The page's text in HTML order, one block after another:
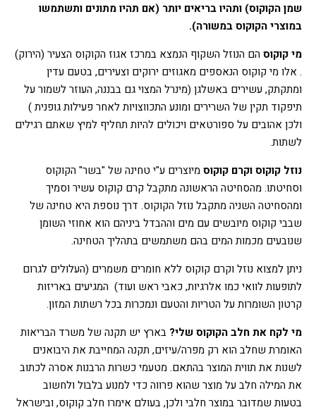
שמן הקוקוס) ותהיו בריאים יותר (אם תהיו מתונים ותשתמשו
במוצרי הקוקוס במשורה).
מי קוקוס הם הנוזל השקוף הנמצא במרכז אגוז הקוקוס הצעיר (הירוק)
. אלו מי קוקוס הנאספים מאגוזים ירוקים וצעירים, בטעם עדין
ומתקתק, עשירים באשלגן (מינרל המצוי גם בבננה, העוזר לשמור על
תיפקוד תקין של השרירים ומונע התכווצויות לאחר פעילות גופנית )
ולכן אהובים על ספורטאים ויכולים להיות תחליף למיץ שאתם רגילים
לשתות.
נוזל קוקוס וקרם קוקוסמיוצרים ע"י טחינה של "בשר" הקוקוס
וסחיטתו. מהסחיטה הראשונה מתקבל קרם קוקוס עשיר וסמיך
ומהסחיטה השניה מתקבל נוזל הקוקוס. דרך נוספת היא טחינה של
שבבי קוקוס מיובשים עם מים וההבדל ביניהם הוא אחוזי השומן
שנובעים מכמות המים בהם משתמשים בתהליך הטחינה.
ניתן למצוא נוזל וקרם קוקוס ללא חומרים משמרים (העלולים לגרום
לתופעות לוואי כמו אלרגיות, כאבי ראש ועוד) המגיעים באריזות
קרטון השומרות על הטריות והטעם ונמכרות בכל רשתות המזון.
מי לקח את חלב הקוקוס שלי? בארץ יש תקנה של משרד הבריאות
האומרת שחלב הוא רק מפרה/עיזים, תקנה המחייבת את היבואנים
לשנות את תווית המוצר בהתאם. מטעמי כשרות הרבנות אסרה לכתוב
את המילה חלב על מוצר שהוא פרווה כדי למנוע בלבול ולחשוב
בטעות שמדובר במוצר חלבי ולכן, בעולם אימרו חלב קוקוס, ובישראל